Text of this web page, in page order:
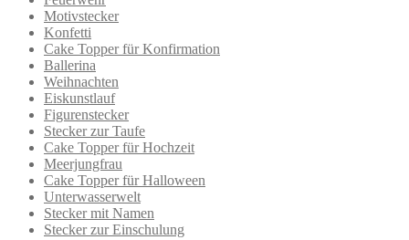
Motivstecker
Konfetti
Cake Topper für Konfirmation
Ballerina
Weihnachten
Eiskunstlauf
Figurenstecker
Stecker zur Taufe
Cake Topper für Hochzeit
Meerjungfrau
Cake Topper für Halloween
Unterwasserwelt
Stecker mit Namen
Stecker zur Einschulung